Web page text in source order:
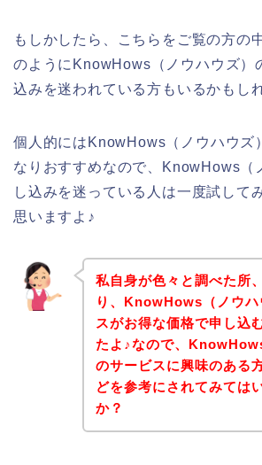
もしかしたら、こちらをご覧の方の
のようにKnowHows（ノウハウズ）
込みを迷われている方もいるかもし
個人的にはKnowHows（ノウハウズ
なりおすすめなので、KnowHows（
し込みを迷っている人は一度試して
思いますよ♪
私自身が色々と調べた所
り、KnowHows（ノウハ
スがお得な価格で申し込
たよ♪なので、
のサービスに興味のある
どを参考にされてみては
か？